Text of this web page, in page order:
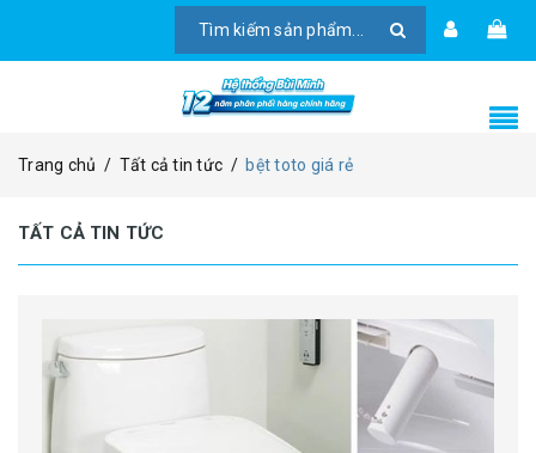
Trang chủ / Tất cả tin tức / bệt toto giá rẻ
TẤT CẢ TIN TỨC